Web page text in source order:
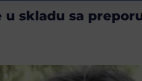
u skladu sa